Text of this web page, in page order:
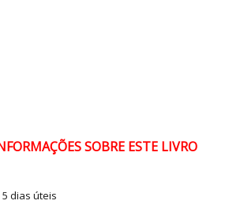
SOBRE ESTE LIVRO
5 dias úteis